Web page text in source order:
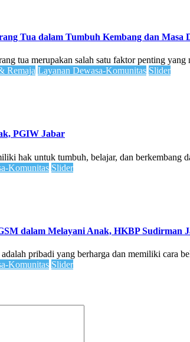
Tua dalam Tumbuh Kembang dan Masa
tua merupakan salah satu faktor penting
Remaja Layanan Dewasa-Komunitas Slider
PGIW Jabar
hak untuk tumbuh, belajar, dan berkembang
Komunitas Slider
dalam Melayani Anak, HKBP Sudirman
pribadi yang berharga dan memiliki cara
Komunitas Slider